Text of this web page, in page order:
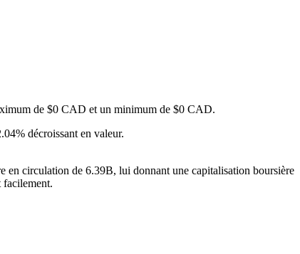
de $0 CAD et un minimum de $0 CAD.
décroissant en valeur.
circulation de 6.39B, lui donnant une capitalisation boursière
facilement.